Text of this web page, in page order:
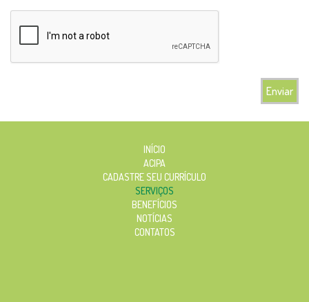
Enviar
INÍCIO
ACIPA
CADASTRE SEU CURRÍCULO
SERVIÇOS
BENEFÍCIOS
NOTÍCIAS
CONTATOS